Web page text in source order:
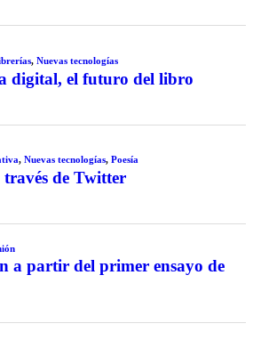
, Nuevas tecnologías
digital, el futuro del libro
, Nuevas tecnologías, Poesía
de Twitter
a partir del primer ensayo de